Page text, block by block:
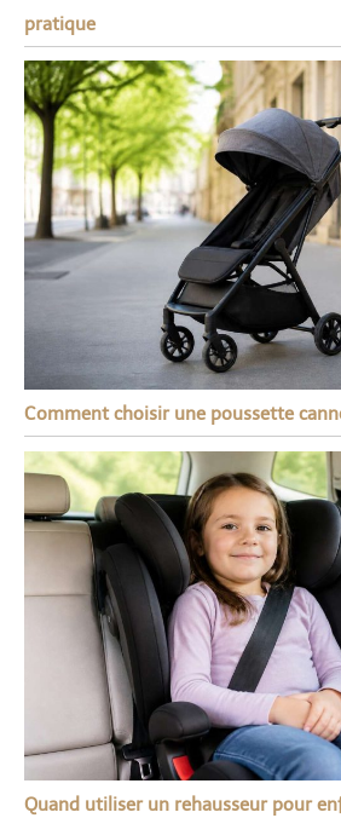
pratique
Comment choisir une poussette
Quand utiliser un rehausseur pour